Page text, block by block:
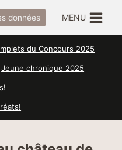
données MENU
du Concours 2025
Jeune chronique 2025